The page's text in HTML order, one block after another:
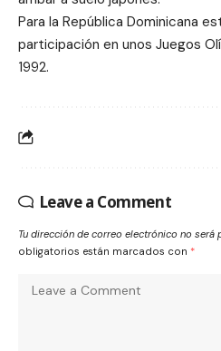
Para la República Dominicana
participación en unos Juegos
1992.
Leave a Comment
Tu dirección de correo electrónico no será
obligatorios están marcados con *